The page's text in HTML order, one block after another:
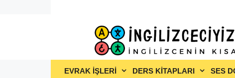
EVRAK İŞLERİ DERS KİTAPLARI SES